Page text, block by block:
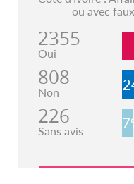
ou avec
2355
Oui
808
Non
226
Sans avis 7%